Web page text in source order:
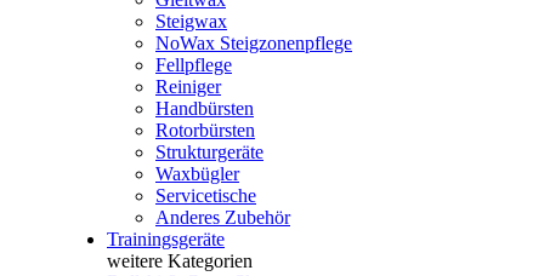
Steigwax
NoWax Steigzonenpflege
Fellpflege
Reiniger
Handbürsten
Rotorbürsten
Strukturgeräte
Waxbügler
Servicetische
Anderes Zubehör
Trainingsgeräte
weitere Kategorien